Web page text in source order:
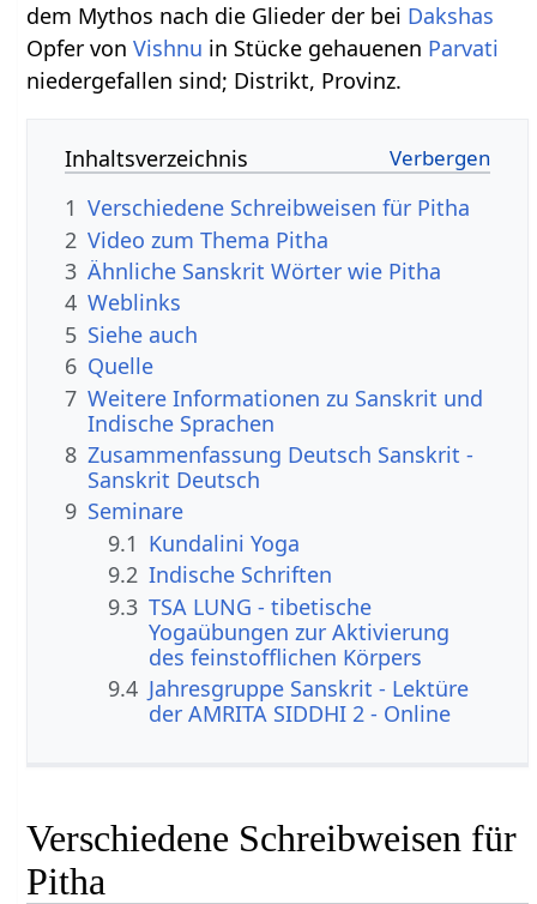
dem Mythos nach die Glieder der bei Dakshas
Opfer vonVishnu in Stücke gehauenen Parvati
niedergefallen sind; Distrikt, Provinz.
Inhaltsverzeichnis
1 Verschiedene Schreibweisen für Pitha
2 Video zum Thema Pitha
3 Ähnliche Sanskrit Wörter wie Pitha
4 Weblinks
5 Siehe auch
6 Quelle
7 Weitere Informationen zu Sanskrit und
Indische Sprachen
8 Zusammenfassung Deutsch Sanskrit -
Sanskrit Deutsch
9 Seminare
9.1 Kundalini Yoga
9.2 Indische Schriften
9.3 TSA LUNG - tibetische
Yogaübungen zur Aktivierung
des feinstofflichen Körpers
9.4 Jahresgruppe Sanskrit - Lektüre
der AMRITA SIDDHI 2 - Online
Verschiedene Schreibweisen für
Pitha